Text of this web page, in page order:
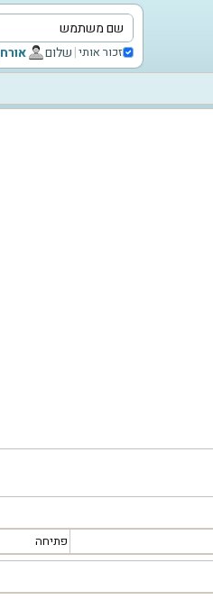
זכור אותי|שלום ‫אורח‬
פתיחה